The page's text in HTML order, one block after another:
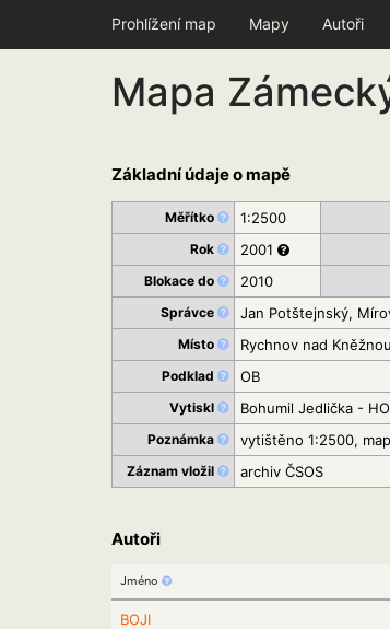
Prohlížení map Mapy Autoři
Mapa
Základní údaje o mapě
Měřítko 1:2500
Rok 2001
Blokace do 2010
Správce
Jan Potštejnský,
Místo Rychnov nad Kněžnou
Podklad OB
Vytiskl Bohumil Jedlička -
Poznámka vytištěno 1:2500,
Záznam vložil archiv ČSOS
Autoři
Jméno
BOJI